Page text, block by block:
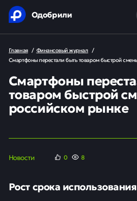
Одобрили
Главная / Финансовый журнал /
Смартфоны перестали быть товаром быстрой
Смартфоны
товаром быстрой
российском рынке
Новости 0 8
Рост срока